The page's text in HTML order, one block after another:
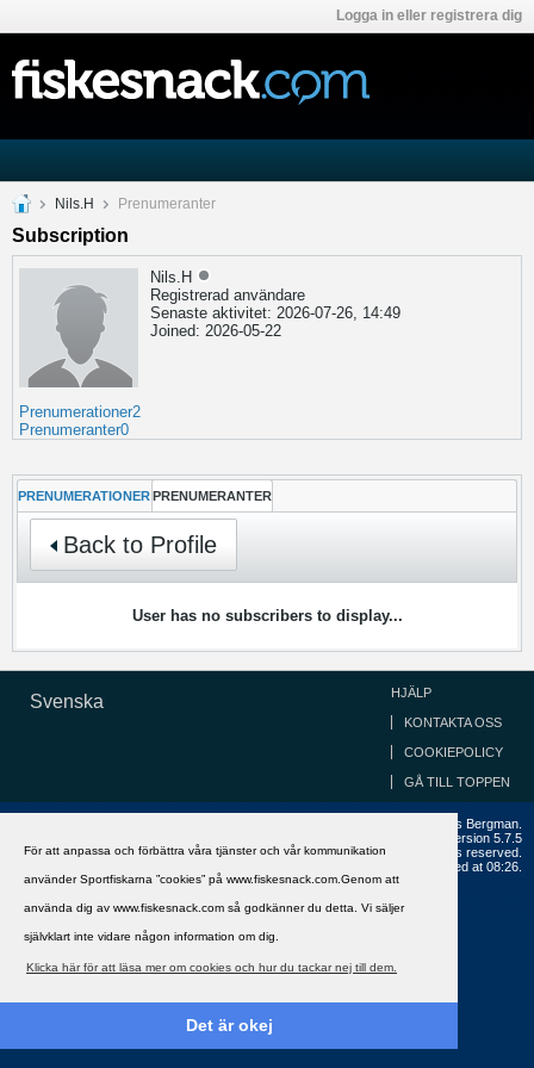
För att anpassa och förbättra våra tjänster och vår kommunikation
använder Sportfiskarna ”cookies” på www.fiskesnack.com.Genom att
använda dig av www.fiskesnack.com så godkänner du detta. Vi säljer
självklart inte vidare någon information om dig.
Klicka här för att läsa mer om cookies och hur du tackar nej till dem.
Det är okej
Logga in eller registrera dig
Nils.H Prenumeranter
Subscription
Nils.H
Registrerad användare
Senaste aktivitet: 2026-07-26, 14:49
Joined: 2026-05-22
Prenumerationer2
Prenumeranter0
PRENUMERATIONER PRENUMERANTER
Back to Profile
User has no subscribers to display...
Svenska HJÄLP
KONTAKTA OSS
COOKIEPOLICY
GÅ TILL TOPPEN
Copyright ©2002 - 2021, FiskeSnack.com. Grundad 2002 av Anders Bergman.
Version 5.7.5
Copyright © 2026 MH Sub I, LLC dba vBulletin. All rights reserved.
All times are GMT+1. This page was generated at 08:26.